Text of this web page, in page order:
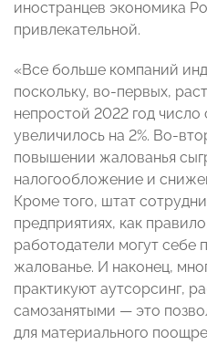
иностранцев экономика
привлекательной.
«Все больше компаний
поскольку, во-первых,
непростой 2022 год
увеличилось на 2%. Во-
повышении жалованья
налогообложение и
Кроме того, штат
предприятиях, как
работодатели могут себе
жалованье. И наконец,
практикуют аутсорсинг,
самозанятыми — это
для материального